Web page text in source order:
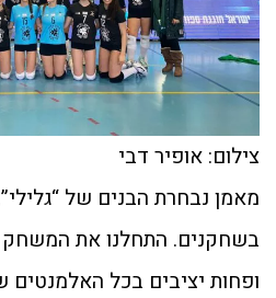
צילום: אופיר דבי
מאמן נבחרת הבנים של
בשחקנים. התחלנו את המשחק
ופחות יציבים בכל